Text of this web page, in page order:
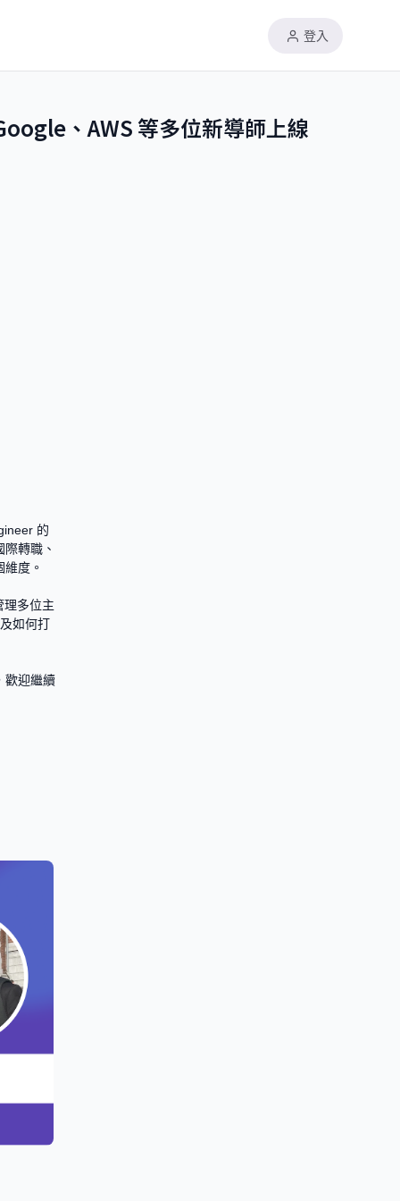
登入
、AWS 等多位新導師上線
的
轉職、
度。
多位主
如何打
歡迎繼續